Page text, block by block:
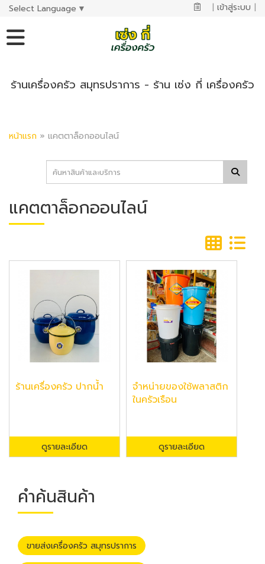
Select Language ▼ | เข้าสู่ระบบ |
ร้านเครื่องครัว สมุทรปราการ - ร้าน เซ่ง กี่ เครื่องครัว
หน้าแรก » แคตตาล็อกออนไลน์
แคตตาล็อกออนไลน์
ร้านเครื่องครัว ปากน้ำ
ดูรายละเอียด
จำหน่ายของใช้พลาสติก
ในครัวเรือน
ดูรายละเอียด
คำค้นสินค้า
ขายส่งเครื่องครัว สมุทรปราการ